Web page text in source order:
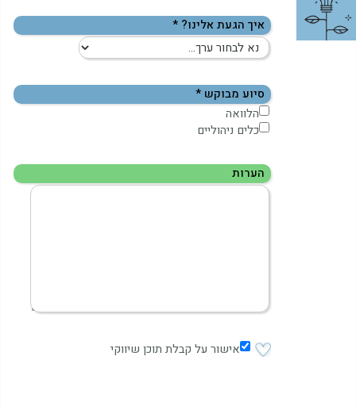
איך הגעת אלינו? *
סיוע מבוקש *
הלוואה
כלים ניהוליים
הערות
אישור על קבלת תוכן שיווקי